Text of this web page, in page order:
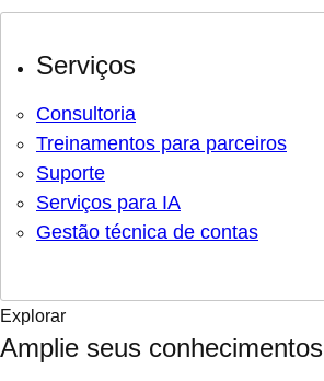
Serviços
Consultoria
Treinamentos para parceiros
Suporte
Serviços para IA
Gestão técnica de contas
Explorar
Amplie seus conhecimentos